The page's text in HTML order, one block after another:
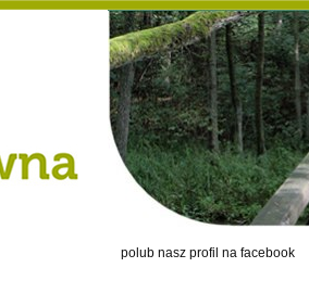
polub nasz profil na facebook